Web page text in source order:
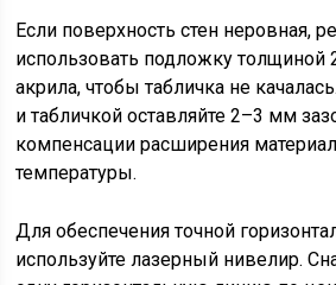
Если поверхность стен неровная,
использовать подложку
акрила, чтобы табличка не
и табличкой оставляйте 2–3 мм
компенсации расширения
температуры.
Для обеспечения точной
используйте лазерный нивелир.